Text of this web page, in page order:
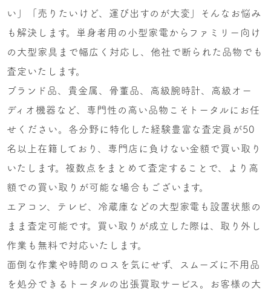
い」「売りたいけど、運び出すのが大変」そんなお悩み
も解決します。単身者用の小型家電からファミリー向け
の大型家具まで幅広く対応し、他社で断られた品物でも
査定いたします。
ブランド品、貴金属、骨董品、高級腕時計、高級オー
ディオ機器など、専門性の高い品物こそトータルにお任
せください。各分野に特化した経験豊富な査定員が50
名以上在籍しており、専門店に負けない金額で買い取り
いたします。複数点をまとめて査定することで、より高
額での買い取りが可能な場合もございます。
エアコン、テレビ、冷蔵庫などの大型家電も設置状態の
まま査定可能です。買い取りが成立した際は、取り外し
作業も無料で対応いたします。
面倒な作業や時間のロスを気にせず、スムーズに不用品
を処分できるトータルの出張買取サービス。お客様の大